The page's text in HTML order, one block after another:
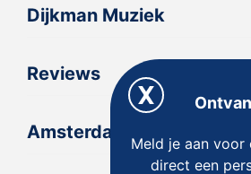
Dijkman Muziek
Reviews
Amsterdam
Meld je aan
direct een